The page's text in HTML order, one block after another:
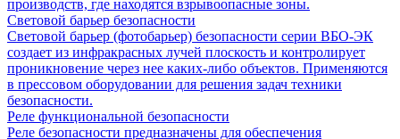
производств, где находятся взрывоопасные зоны.
Световой барьер безопасности
Световой барьер (фотобарьер) безопасности серии ВБО-ЭК
создает из инфракрасных лучей плоскость и контролирует
проникновение через нее каких-либо объектов. Применяются
в прессовом оборудовании для решения задач техники
безопасности.
Реле функциональной безопасности
Реле безопасности предназначены для обеспечения